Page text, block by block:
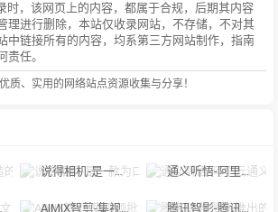
时，该网页上的内容，都属于合规，后期其内容
理进行删除，本站仅收录网站，不存储，不对其
中链接所有的内容，均系第三方网站制作，指南
责任。
质、实用的网络站点资源收集与分享！
说得相机-是一款为口播视频创作者量身定制的智能拍摄工具 通义听悟-阿里云通义听悟是聚焦音视频内容的工作学习AI助手
AIMIX智剪-集视频批量混剪、文案、字幕生成、语音合成等短视频运营功能于一 腾讯智影-腾讯推出的在线智能视频创作平台